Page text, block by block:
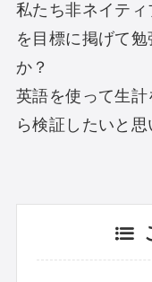
私たち非ネイテ
を目標に掲げて
か？
英語を使って生
ら検証したいと思